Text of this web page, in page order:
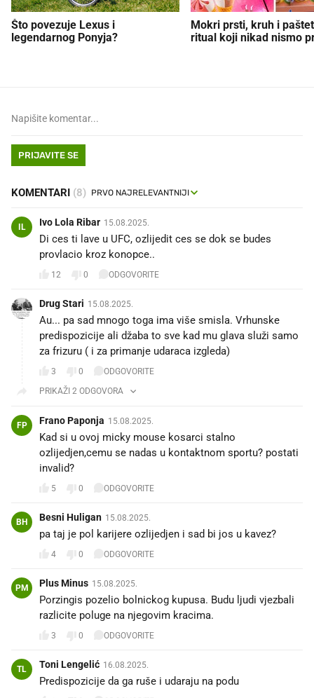
Što povezuje Lexus i
legendarnog Ponyja?
Mokri prsti, kruh i
ritual koji nikad nismo
PRIJAVITE SE
KOMENTARI (8)
IL Ivo Lola Ribar 15.08.2025.
Di ces ti lave u UFC, ozlijedit ces se dok se budes
provlacio kroz konopce.. 😂
12 0 ODGOVORITE
Drug Stari 15.08.2025.
Au... pa sad mnogo toga ima više smisla. Vrhunske
predispozicije ali džaba to sve kad mu glava služi samo
za frizuru ( i za primanje udaraca izgleda)
3 0
ODGOVORITE
PRIKAŽI 2 ODGOVORA
FP Frano Paponja 15.08.2025.
Kad si u ovoj micky mouse kosarci stalno
ozlijedjen,cemu se nadas u kontaktnom sportu? postati
invalid?
5 0 ODGOVORITE
BH Besni Huligan 15.08.2025.
pa taj je pol karijere ozlijedjen i sad bi jos u kavez?
4 0 ODGOVORITE
PM Plus Minus 15.08.2025.
Porzingis pozelio bolnickog kupusa. Budu ljudi vjezbali
razlicite poluge na njegovim kracima.
3 0 ODGOVORITE
TL Toni Lengelić 16.08.2025.
Predispozicije da ga ruše i udaraju na podu 😊😬